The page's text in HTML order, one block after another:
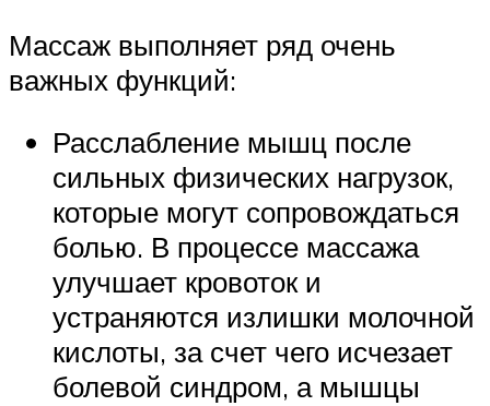
Массаж выполняет ряд очень
важных функций:
Расслабление мышц после
сильных физических нагрузок,
которые могут сопровождаться
болью. В процессе массажа
улучшает кровоток и
устраняются излишки молочной
кислоты, за счет чего исчезает
болевой синдром, а мышцы